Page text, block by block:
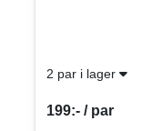
2 par i lager
199:- / par
SEK per PAR